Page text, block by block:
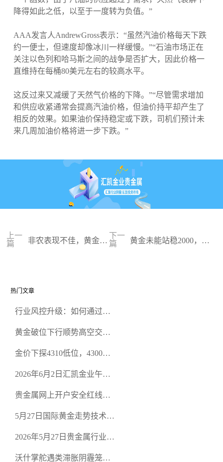
降得如此之低，以至于一度转为负值。”
AAA发言人AndrewGross表示：“虽然汽油价格每天下跌
约一便士，但速度却像冰川一样缓慢。”“石油市场正在
关注以色列和哈马斯之间的战争是否扩大，因此价格一
直维持在每桶80美元左右的较高水平。
这反过来又减缓了天然气价格的下降。”“尽管需求增加
和供应收紧通常会提高汽油价格，但油价持平却产生了
相反的效果。如果油价保持稳定或下跌，司机们预计未
来几周加油价格将进一步下跌。”
上一
篇
非农表现不佳，黄金继
下一
篇
黄金未能站稳2000，因
热门文章
行业风控升级：如何通过正
规黄金开户交易平台？
黄金破位下行顺势高空交易
金价下探4310低位，4300关
2026年6月2日汇凯金业午盘
空头清算算法如何布防？
贵金属网上开户安全红线：
恶意洗盘陷阱
5月27日国际黄金走势技术盘
规黄金平台全方位行情解析
2026年5月27日贵金属行业新
沃什掌舵遇类滞胀阴霾笼